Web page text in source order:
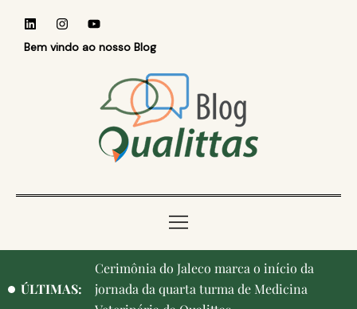
Bem vindo ao nosso Blog
ÚLTIMAS:
Qualittas, Portas Abertas! e aniversário de
Campinas, cidade onde nasceu a instituição,